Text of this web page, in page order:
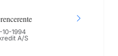
10-1994
A/S